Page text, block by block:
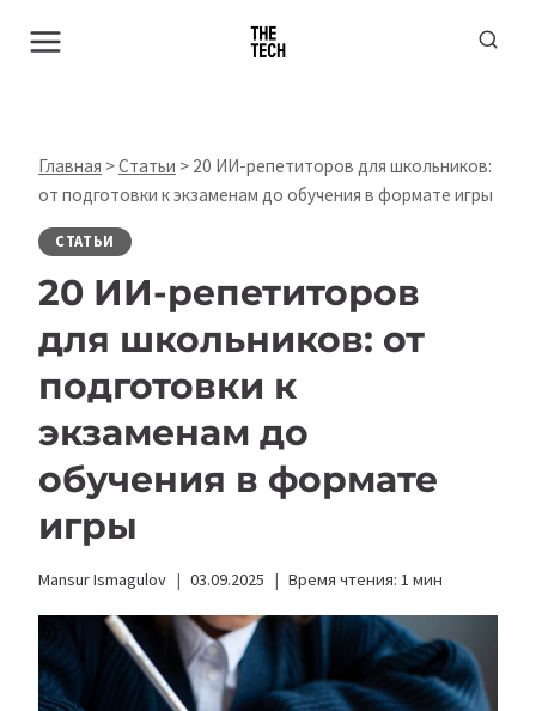
Главная >Статьи > 20 ИИ-репетиторов для школьников:
от подготовки к экзаменам до обучения в формате игры
СТАТЬИ
20 ИИ-репетиторов
для школьников: от
подготовки к
экзаменам до
обучения в формате
игры
Mansur Ismagulov 03.09.2025 Время чтения: 1 мин